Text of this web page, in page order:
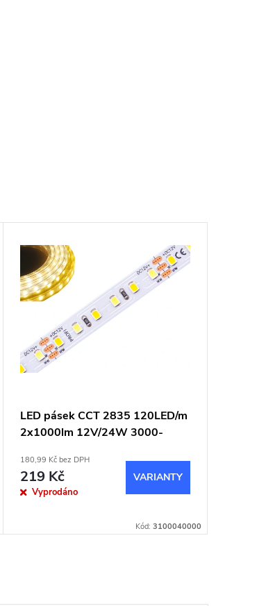
LED pásek CCT 2835 120LED/m
2x1000lm 12V/24W 3000-
180,99 Kč bez DPH
219 Kč
Vyprodáno
Kód: 3100040000